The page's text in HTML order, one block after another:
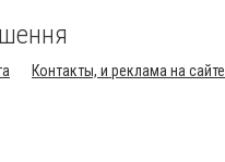
Контакты, и реклама на сайте